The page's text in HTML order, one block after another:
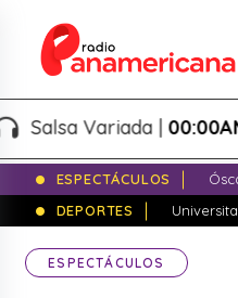
Variada |00:00AM -
ESPECTÁCULOS
DEPORTES
ESPECTÁCULOS